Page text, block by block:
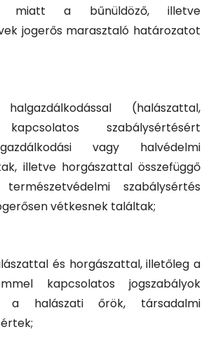
miatt a bűnüldöző, illetve
jogerős marasztaló határozatot
(halászattal,
szabálysértésért
vagy halvédelmi
illetve horgászattal összefüggő
szabálysértés
vétkesnek találtak;
és horgászattal, illetőleg a
kapcsolatos jogszabályok
a halászati őrök, társadalmi